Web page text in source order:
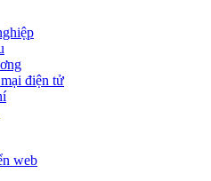
điện tử
web